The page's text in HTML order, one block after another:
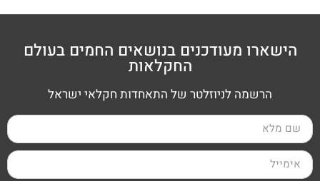
הישארו מעודכנים בנושאים החמים בעולם
החקלאות
הרשמה לניוזלטר של התאחדות חקלאי ישראל